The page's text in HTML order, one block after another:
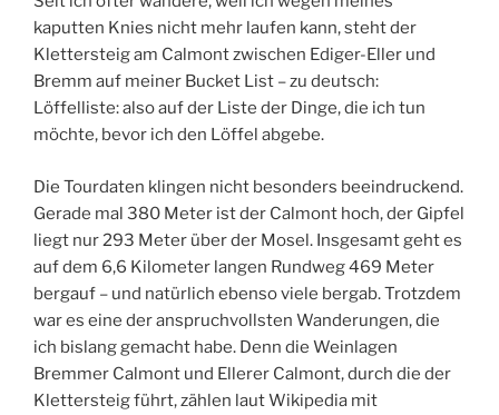
kaputten Knies nicht mehr laufen kann, steht der
Klettersteig am Calmont zwischen Ediger-Eller und
Bremm auf meiner Bucket List – zu deutsch:
Löffelliste: also auf der Liste der Dinge, die ich tun
möchte, bevor ich den Löffel abgebe.
Die Tourdaten klingen nicht besonders beeindruckend.
Gerade mal 380 Meter ist der Calmont hoch, der Gipfel
liegt nur 293 Meter über der Mosel. Insgesamt geht es
auf dem 6,6 Kilometer langen Rundweg 469 Meter
bergauf – und natürlich ebenso viele bergab. Trotzdem
war es eine der anspruchvollsten Wanderungen, die
ich bislang gemacht habe. Denn die Weinlagen
Bremmer Calmont und Ellerer Calmont, durch die der
Klettersteig führt, zählen laut Wikipedia mit